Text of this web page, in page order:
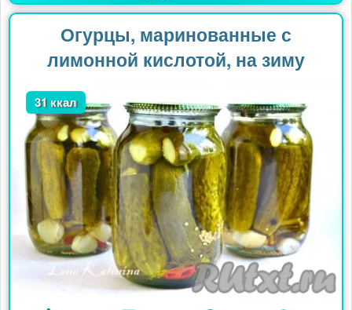
Огурцы, маринованные с
лимонной кислотой, на зиму
31 ккал